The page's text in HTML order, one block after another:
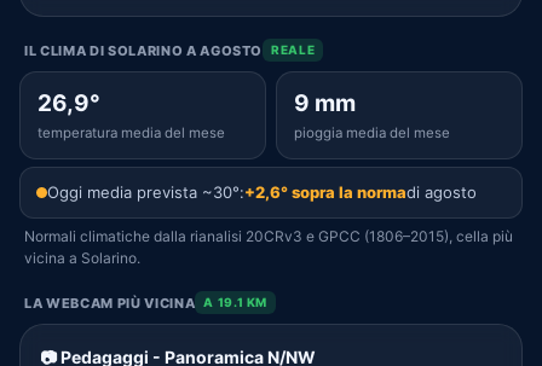
IL CLIMA DI SOLARINO A AGOSTO REALE
26,9°
temperatura media del mese
9 mm
pioggia media del mese
Oggi media prevista ~30°:+2,6° sopra la normadi agosto
Normali climatiche dalla rianalisi 20CRv3 e GPCC (1806–2015), cella più
vicina a Solarino.
LA WEBCAM PIÙ VICINA A 19.1 KM
📷 Pedagaggi - Panoramica N/NW